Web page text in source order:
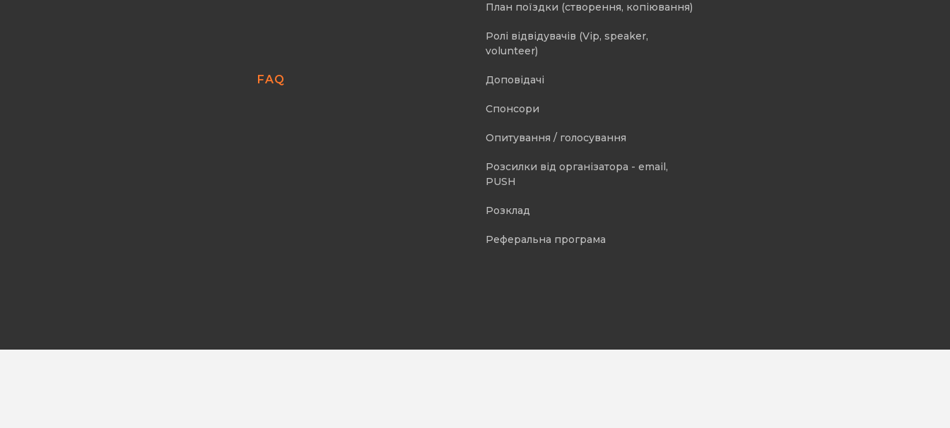
FAQ
План поїздки (створення, копіювання)
Ролі відвідувачів (Vip, speaker,
volunteer)
Доповідачі
Спонсори
Опитування / голосування
Розсилки від організатора - email,
PUSH
Розклад
Реферальна програма